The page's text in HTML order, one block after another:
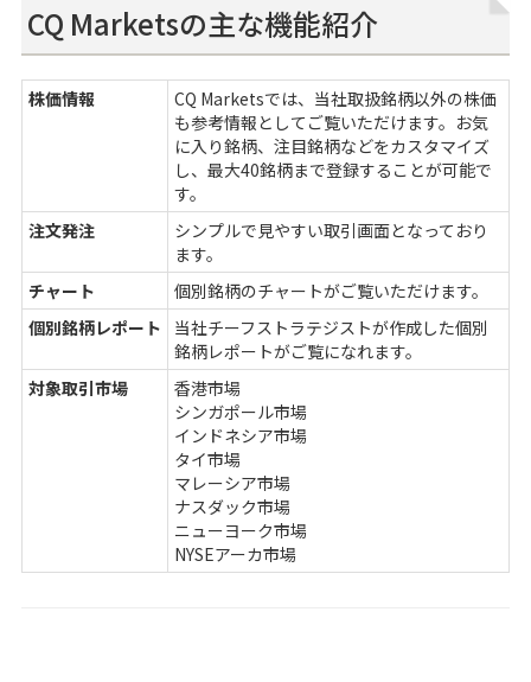
CQ Marketsの主な機能紹介
株価情報
CQ Marketsでは、当社取扱銘柄以外の株価
も参考情報としてご覧いただけます。お気
に入り銘柄、注目銘柄などをカスタマイズ
し、最大40銘柄まで登録することが可能で
す。
注文発注
シンプルで見やすい取引画面となっており
ます。
チャート
個別銘柄のチャートがご覧いただけます。
個別銘柄レポート
当社チーフストラテジストが作成した個別
銘柄レポートがご覧になれます。
対象取引市場
香港市場
シンガポール市場
インドネシア市場
タイ市場
マレーシア市場
ナスダック市場
ニューヨーク市場
NYSEアーカ市場